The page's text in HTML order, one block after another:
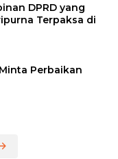
DPRD yang
Terpaksa di
Perbaikan